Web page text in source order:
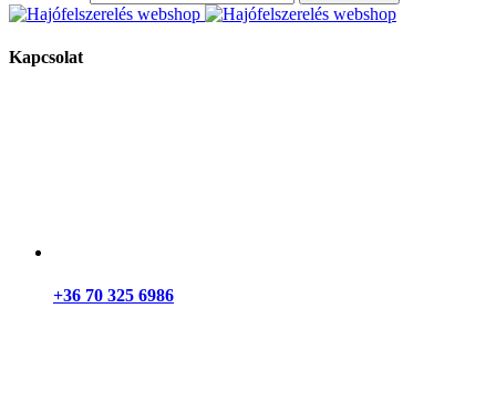
Kapcsolat
+36 70 325 6986